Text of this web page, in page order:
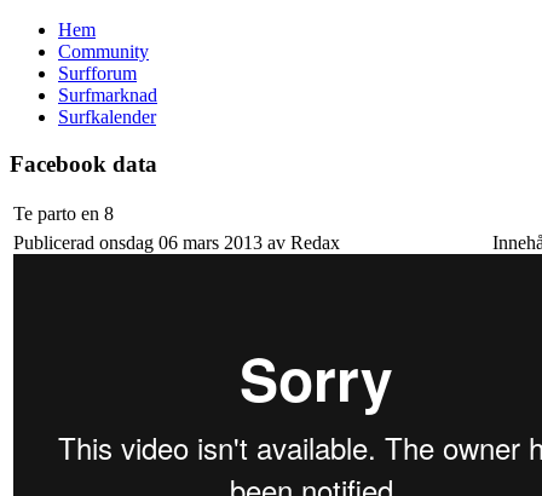
Hem
Community
Surfforum
Surfmarknad
Surfkalender
Facebook data
Te parto en 8
Publicerad onsdag 06 mars 2013 av Redax